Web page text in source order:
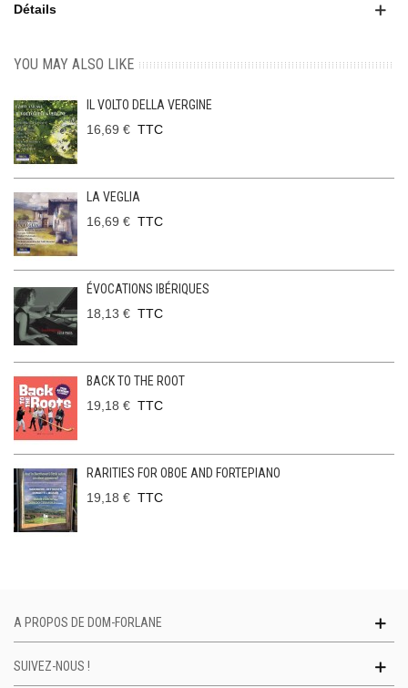
Détails
YOU MAY ALSO LIKE
IL VOLTO DELLA VERGINE
16,69 € TTC
LA VEGLIA
16,69 € TTC
ÉVOCATIONS IBÉRIQUES
18,13 € TTC
BACK TO THE ROOT
19,18 € TTC
RARITIES FOR OBOE AND FORTEPIANO
19,18 € TTC
A PROPOS DE DOM-FORLANE
SUIVEZ-NOUS !